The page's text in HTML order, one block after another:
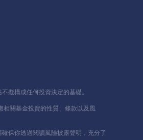
擬構成任何投資決定的基礎。
相關基⾦投資的性質、條款以及風
保你透過閱讀風險披露聲明，充分了